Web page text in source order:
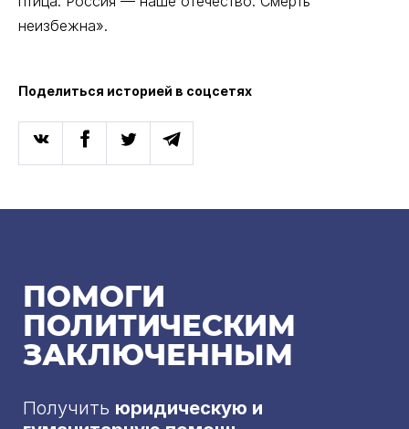
неизбежна».
Поделиться историей в соцсетях
ПОМОГИ
ПОЛИТИЧЕСКИМ
ЗАКЛЮЧЕННЫМ
Получить юридическую и